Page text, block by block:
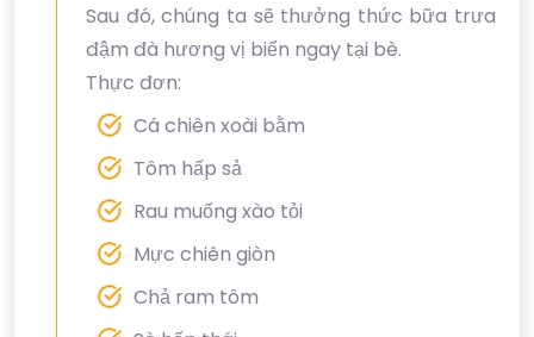
Sau đó, chúng ta sẽ thưởng thức bữa trưa
đậm đà hương vị biển ngay tại bè.
Thực đơn:
Cá chiên xoài bằm
Tôm hấp sả
Rau muống xào tỏi
Mực chiên giòn
Chả ram tôm